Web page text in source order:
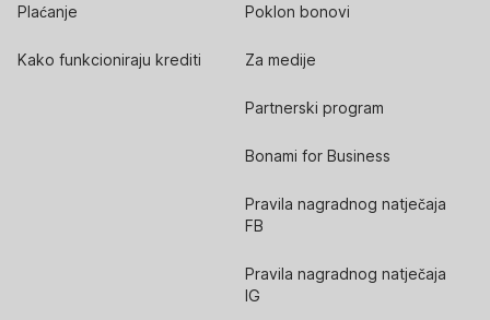
Plaćanje
Kako funkcioniraju krediti
Poklon bonovi
Za medije
Partnerski program
Bonami for Business
Pravila nagradnog natječaja
FB
Pravila nagradnog natječaja
IG